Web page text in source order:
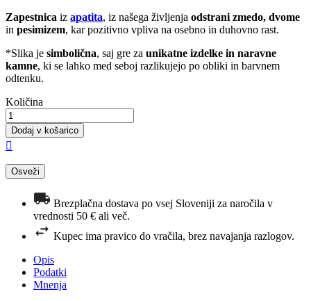
Zapestnica iz apatita, iz našega življenja odstrani zmedo, dvome
in pesimizem, kar pozitivno vpliva na osebno in duhovno rast.
*Slika je simbolična, saj gre za unikatne izdelke in naravne
kamne, ki se lahko med seboj razlikujejo po obliki in barvnem
odtenku.
Količina
Dodaj v košarico

Brezplačna dostava po vsej Sloveniji za naročila v
vrednosti 50 € ali več.
Kupec ima pravico do vračila, brez navajanja razlogov.
Opis
Podatki
Mnenja